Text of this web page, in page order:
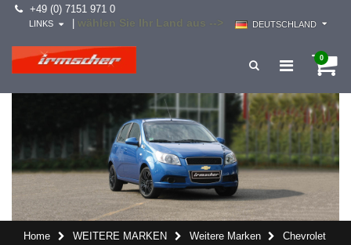
+49 (0) 7151 971 0
wählen Sie Ihr Land aus --> DEUTSCHLAND
LINKS
0
Home WEITERE MARKEN Weitere Marken Chevrolet